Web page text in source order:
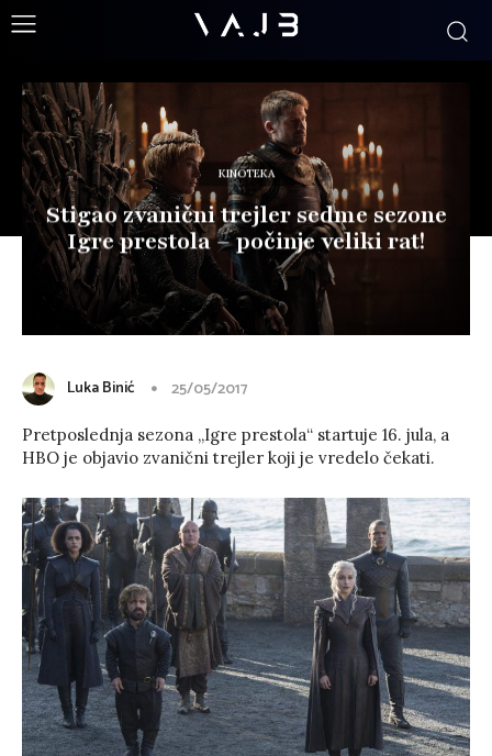
KINOTEKA
Stigao zvanični trejler sedme sezone
Igre prestola – počinje veliki rat!
Luka Binić 25/05/2017
Pretposlednja sezona „Igre prestola“ startuje 16. jula, a
HBO je objavio zvanični trejler koji je vredelo čekati.